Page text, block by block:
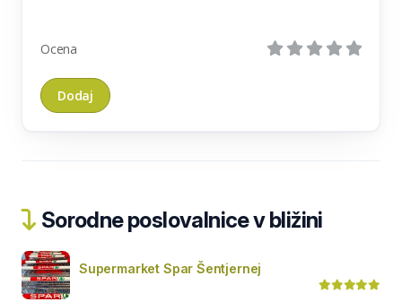
Ocena
Sorodne poslovalnice v bližini
Supermarket Spar Šentjernej